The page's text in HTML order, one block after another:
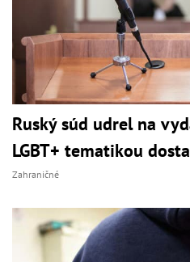
Ruský súd udrel na
LGBT+ tematikou
Zahraničné